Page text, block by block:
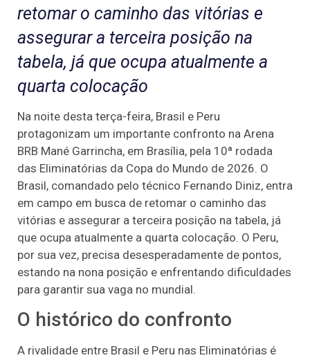
retomar o caminho das vitórias e
assegurar a terceira posição na
tabela, já que ocupa atualmente a
quarta colocação
Na noite desta terça-feira, Brasil e Peru
protagonizam um importante confronto na Arena
BRB Mané Garrincha, em Brasília, pela 10ª rodada
das Eliminatórias da Copa do Mundo de 2026. O
Brasil, comandado pelo técnico Fernando Diniz, entra
em campo em busca de retomar o caminho das
vitórias e assegurar a terceira posição na tabela, já
que ocupa atualmente a quarta colocação. O Peru,
por sua vez, precisa desesperadamente de pontos,
estando na nona posição e enfrentando dificuldades
para garantir sua vaga no mundial.
O histórico do confronto
A rivalidade entre Brasil e Peru nas Eliminatórias é